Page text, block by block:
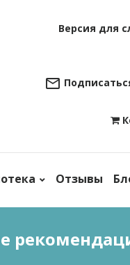
Версия для

Отзывы